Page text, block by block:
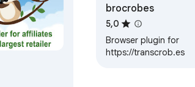
brocrobes
5,0
Browser plugin for
https://transcrob.es